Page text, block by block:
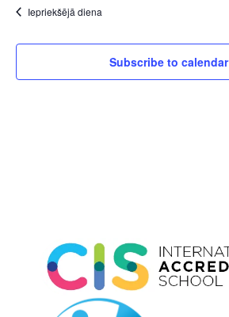
Iepriekšējā diena
Subscribe to calendar